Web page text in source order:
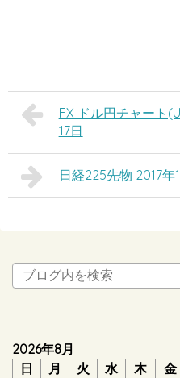
FX ドル円チャート
17日
日経225先物 2017年
2026年8月
日
月 火 水 木 金